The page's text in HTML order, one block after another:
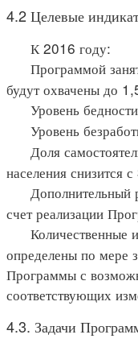
4.2 Целевые
К 2016 году:
Программой
будут охвачены до
Уровень
Уровень
Доля
населения снизится
Дополнительный
счет реализации
Количественные
определены по мере
Программы с
соответствующих
4.3. Задачи